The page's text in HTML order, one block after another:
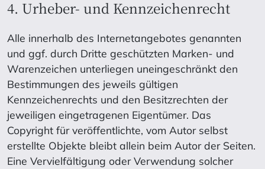
4. Urheber- und Kennzeichenrecht
Alle innerhalb des Internetangebotes genannten
und ggf. durch Dritte geschützten Marken- und
Warenzeichen unterliegen uneingeschränkt den
Bestimmungen des jeweils gültigen
Kennzeichenrechts und den Besitzrechten der
jeweiligen eingetragenen Eigentümer. Das
Copyright für veröffentlichte, vom Autor selbst
erstellte Objekte bleibt allein beim Autor der Seiten.
Eine Vervielfältigung oder Verwendung solcher